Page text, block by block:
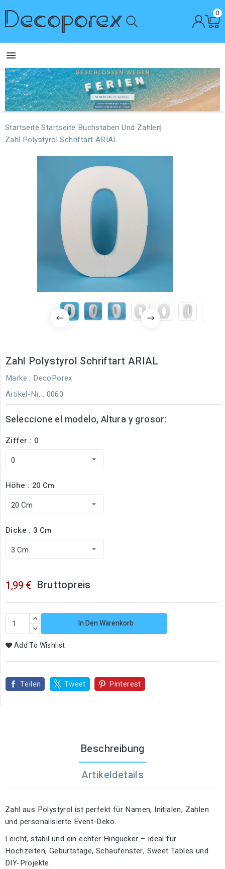
0

Startseite Startseite Buchstaben Und Zahlen
Zahl Polystyrol Schriftart ARIAL
Zahl Polystyrol Schriftart ARIAL
Marke : DecoPorex
Artikel-Nr. : 0060
Seleccione el modelo, Altura y grosor:
Ziffer : 0
Höhe : 20 Cm
Dicke : 3 Cm
1,99 € Bruttopreis
In Den Warenkorb
Add To Wishlist
Teilen Tweet Pinterest
Beschreibung
Artikeldetails
Zahl aus Polystyrol ist perfekt für Namen, Initialen, Zahlen
und personalisierte Event-Deko.
Leicht, stabil und ein echter Hingucker – ideal für
Hochzeiten, Geburtstage, Schaufenster, Sweet Tables und
DIY-Projekte.